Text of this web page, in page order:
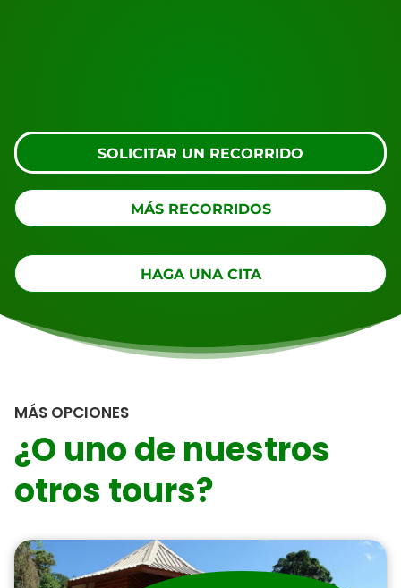
SOLICITAR UN RECORRIDO
MÁS RECORRIDOS
HAGA UNA CITA
MÁS OPCIONES
¿O uno de nuestros
otros tours?